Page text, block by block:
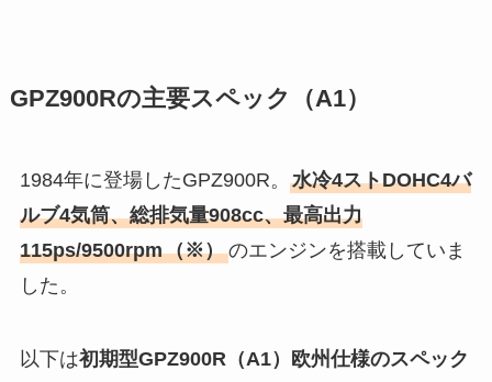
GPZ900Rの主要スペック（A1）
1984年に登場したGPZ900R。 水冷4ストDOHC4バ
ルブ4気筒、総排気量908cc、最高出力
115ps/9500rpm（※） のエンジンを搭載していま
した。
以下は初期型GPZ900R（A1）欧州仕様のスペック